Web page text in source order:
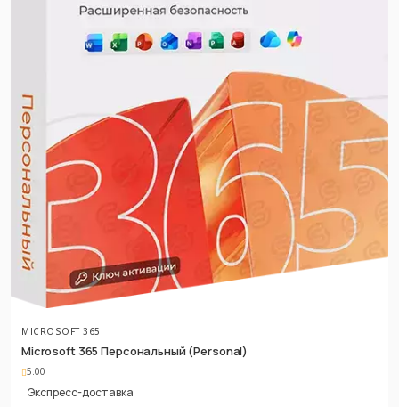
MICROSOFT 365
Microsoft 365 Персональный (Personal)
5.00
Экспресс-доставка